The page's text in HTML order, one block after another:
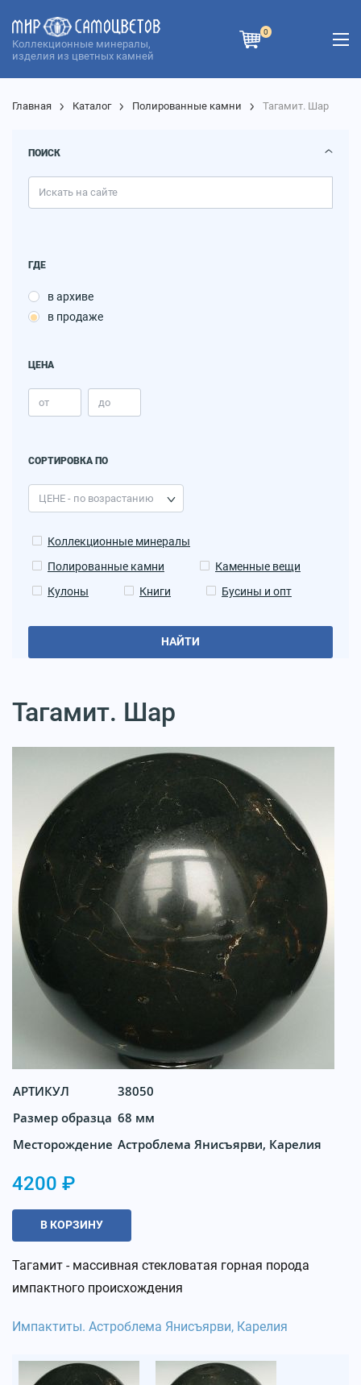
Коллекционные минералы,
изделия из цветных камней
0
Главная Каталог Полированные камни Тагамит. Шар
ПОИСК
ГДЕ
в архиве
в продаже
ЦЕНА
СОРТИРОВКА ПО
Коллекционные минералы
Полированные камни
Каменные вещи
Кулоны
Книги Бусины и опт
НАЙТИ
Тагамит. Шар
АРТИКУЛ
38050
Размер образца 68 мм
Месторождение Астроблема Янисъярви, Карелия
4200 ₽
В КОРЗИНУ
Тагамит - массивная стекловатая горная порода
импактного происхождения
Импактиты. Астроблема Янисъярви, Карелия